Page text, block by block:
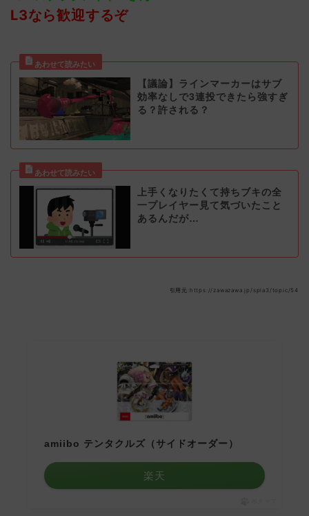
L3なら歓迎するぞ
【議論】ラインマーカーはサブ
効率なしで3連投できたら強すぎ
る？許される？
上手くなりたくて持ちブキの全
一プレイヤー見て気づいたこと
あるんだが…
引用元:https://zawazawa.jp/spla3/topic/54
amiibo テンタクルズ（サイドオーダー）
楽天